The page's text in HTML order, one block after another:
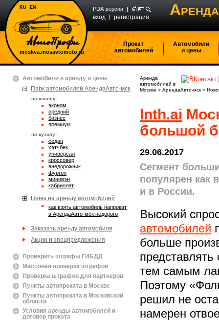
moskva.mosavtomoto.ru
PDA-версия
вход регистрация А
RU EN
Прокат
автомобилей
Автомобили
и цены
Автомобили в аренду и цены
Парк автомобилей АрендаАвто-мск
по классу:
эконом
средний
бизнес
премиум
по кузову:
седан
хэтчбек
универсал
кроссовер
внедорожник
фургон
минивэн
кабриолет
Цены на аренду автомобилей
Как взять автомобиль напрокат
в АрендаАвто-мск недорого
Заказать аренду автомобиля
Акции и спецпредложения
Проверить штрафы ГИБДД
Массовая проверка штрафов
Проверка штрафов для партнеров
Пункты автопроката в Москве
Пункты автопроката в Московской
области
Условия аренды автомобилей и
договор проката
Аренда
автомобилей в
Москве > АрендаАвто-мск >
Inth.ai
большой
29.06.2017
Сегмент
популярен как
и в России.
Высокий
автомобилей
больше
тем самым
Поэтому
решил не
намерен